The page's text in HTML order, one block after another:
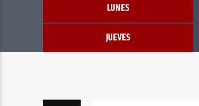
LUNES
JUEVES